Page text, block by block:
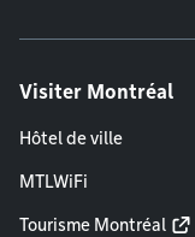
Visiter Montréal
Hôtel de ville
MTLWiFi
Tourisme Montréal